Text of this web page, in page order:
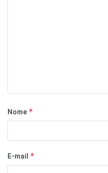
Nome *
E-mail *